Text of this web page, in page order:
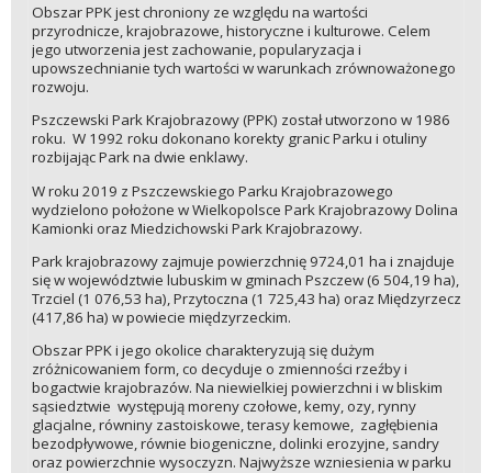
Obszar PPK jest chroniony ze względu na wartości
przyrodnicze, krajobrazowe, historyczne i kulturowe. Celem
jego utworzenia jest zachowanie, popularyzacja i
upowszechnianie tych wartości w warunkach zrównoważonego
rozwoju.
Pszczewski Park Krajobrazowy (PPK) został utworzono w 1986
roku. W 1992 roku dokonano korekty granic Parku i otuliny
rozbijając Park na dwie enklawy.
W roku 2019 z Pszczewskiego Parku Krajobrazowego
wydzielono położone w Wielkopolsce Park Krajobrazowy Dolina
Kamionki oraz Miedzichowski Park Krajobrazowy.
Park krajobrazowy zajmuje powierzchnię 9724,01 ha i znajduje
się w województwie lubuskim w gminach Pszczew (6 504,19 ha),
Trzciel (1 076,53 ha), Przytoczna (1 725,43 ha) oraz Międzyrzecz
(417,86 ha) w powiecie międzyrzeckim.
Obszar PPK i jego okolice charakteryzują się dużym
zróżnicowaniem form, co decyduje o zmienności rzeźby i
bogactwie krajobrazów. Na niewielkiej powierzchni i w bliskim
sąsiedztwie występują moreny czołowe, kemy, ozy, rynny
glacjalne, równiny zastoiskowe, terasy kemowe, zagłębienia
bezodpływowe, równie biogeniczne, dolinki erozyjne, sandry
oraz powierzchnie wysoczyzn. Najwyższe wzniesienia w parku